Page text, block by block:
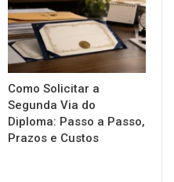
Como Solicitar a
Segunda Via do
Diploma: Passo a Passo,
Prazos e Custos